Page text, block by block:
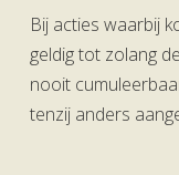
Bij acties waarbij
geldig tot zolang
nooit
tenzij anders